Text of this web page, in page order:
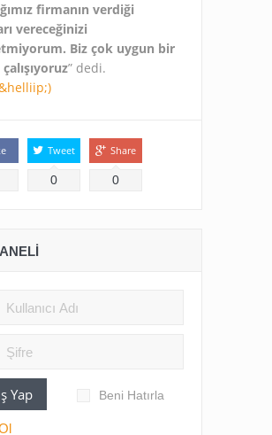
firmanın verdiği
vereceğinizi
Biz çok uygun bir
” dedi.
Tweet
0
Share
0
Yap Beni Hatırla